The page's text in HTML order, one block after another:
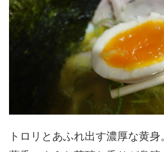
トロリとあふれ出す濃厚な黄身